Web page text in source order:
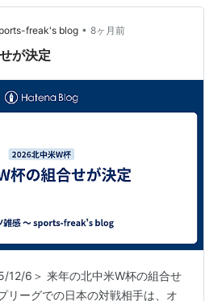
Switch も久しぶりの起動だったの
ジョンアップが必…
freak's blog • 8ヶ月前
が決定
12/6＞ 来年の北中米W杯の組合せ
リーグでの日本の対戦相手は、オ